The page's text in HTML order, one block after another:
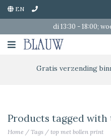
EN
di 13:30 - 18:00;
Gratis verzending
Products tagged
Home / Tags / top met bollen print